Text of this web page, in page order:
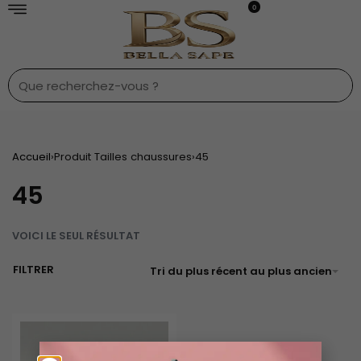
0
Accueil›Produit Tailles chaussures›45
45
VOICI LE SEUL RÉSULTAT
Tri du plus récent au plus ancien
FILTRER